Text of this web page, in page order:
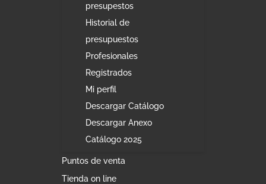
presupestos
Historial de
presupuestos
Profesionales
Registrados
Mi perfil
Descargar Catálogo
Descargar Anexo
Catálogo 2025
Puntos de venta
Tienda on line